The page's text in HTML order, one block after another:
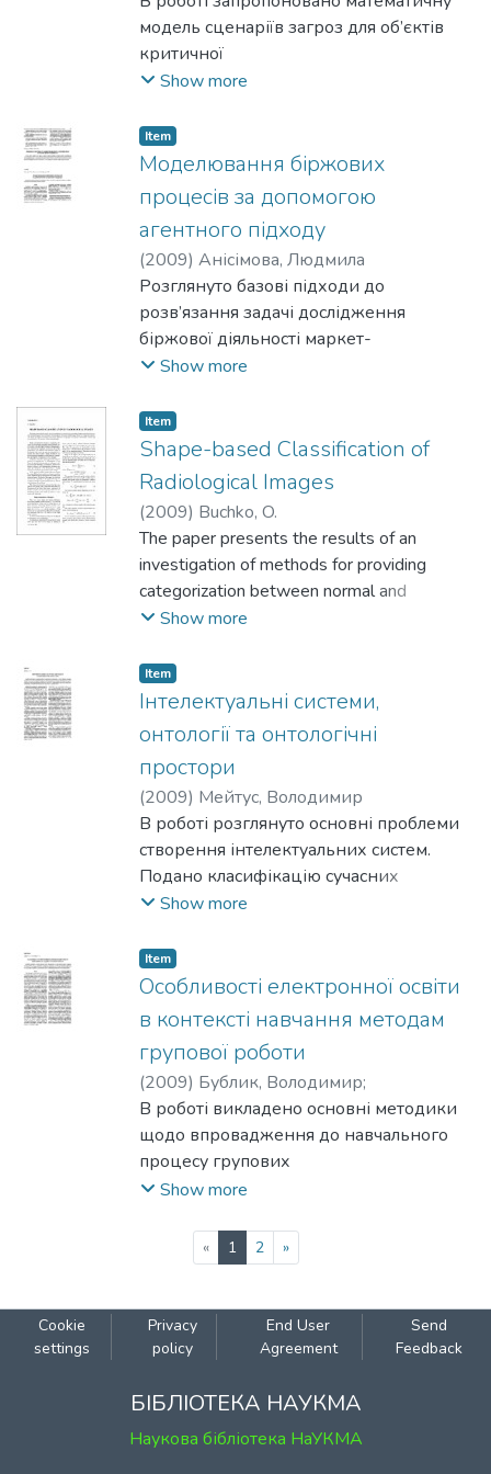
Франчук, Олег
модель сценаріїв загроз для об’єктів
критичної
інфраструктури та алгоритми оцінки
Show more
Item
Моделювання біржових
процесів за допомогою
агентного підходу
(2009) Анісімова, Людмила
Розглянуто базові підходи до
розв’язання задачі дослідження
біржової діяльності маркет-
мейкера на основі побудови агентної
Show more
Item
Shape-based Classification of
Radiological Images
(2009) Buchko, O.
The paper presents the results of an
investigation of methods for providing
categorization between normal and
pathological brain structures from magnetic-
description. The shape description
techniques have been applied to two
groups: one group of 30 healthy controls
and second group of 17 patients with brain
pathology.
Show more
Item
Інтелектуальні системи,
онтології та онтологічні
простори
(2009) Мейтус, Володимир
В роботі розглянуто основні проблеми
створення інтелектуальних систем.
Подано класифікацію сучасних
визначень поняття "інтелект".
інтелектуальних систем (ІС) та
загальний план створення такої
Show more
Item
Особливості електронної освіти
в контексті навчання методам
групової роботи
(2009) Бублик, Володимир;
Борозенний, Сергій
В роботі викладено основні методики
щодо впровадження до навчального
процесу групових
методів роботи під час виконання
застосування середовищ
електронної освіти. Наведено метод
результатів групової роботи, крім
того, розглянуто проблеми, що
результатів колективної роботи.
Show more
« 1 (current)
2 »
Cookie
settings
Privacy
policy
End User
Agreement
Send
Feedback
БІБЛІОТЕКА НАУКМА
Наукова бібліотека НаУКМА